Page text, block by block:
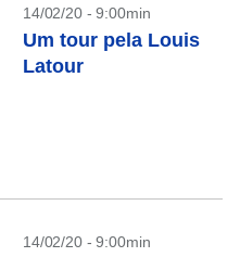
14/02/20 - 9:00min
Um tour pela Louis
Latour
14/02/20 - 9:00min